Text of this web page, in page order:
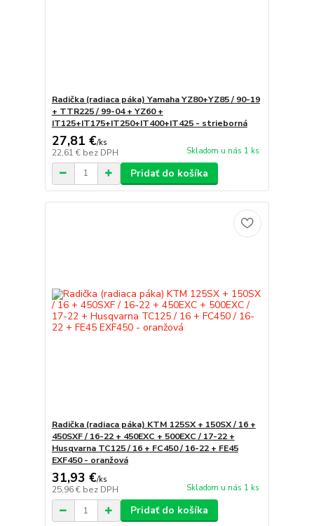
Radička (radiaca páka) Yamaha YZ80+YZ85 / 90-19
+ TTR225 / 99-04 + YZ60 +
IT125+IT175+IT250+IT400+IT425 - strieborná
27,81 €/ks
22,61 € bez DPH Skladom u nás 1 ks
Pridať do košíka
Radička (radiaca páka) KTM 125SX + 150SX / 16 +
450SXF / 16-22 + 450EXC + 500EXC / 17-22 +
Husqvarna TC125 / 16 + FC450 / 16-22 + FE45
EXF450 - oranžová
31,93 €/ks
25,96 € bez DPH Skladom u nás 1 ks
Pridať do košíka